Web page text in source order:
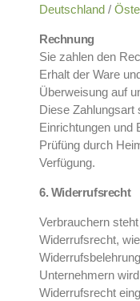
Deutschland /
Rechnung
Sie zahlen den
Erhalt der Ware
Überweisung auf
Diese Zahlungsart
Einrichtungen und
Prüfüng durch
Verfügung.
6. Widerrufsrecht
Verbrauchern
Widerrufsrecht,
Unternehmern
Widerrufsrecht